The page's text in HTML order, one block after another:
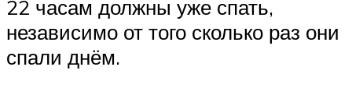
22 часам должны уже спать,
независимо от того сколько раз они
спали днём.